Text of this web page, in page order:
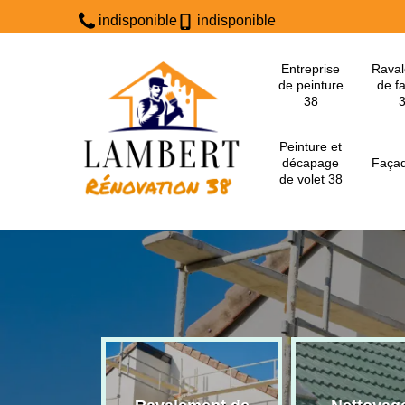
indisponible indisponible
Entreprise
de peinture
38
de
Peinture et
décapage
de volet 38